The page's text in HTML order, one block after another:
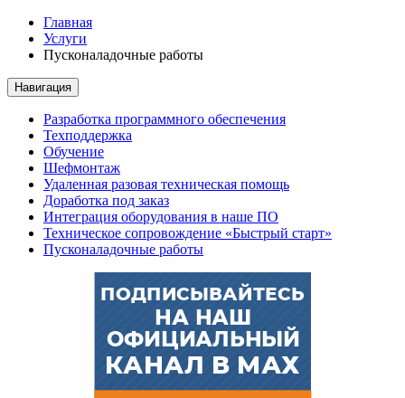
Главная
Услуги
Пусконаладочные работы
Навигация
Разработка программного обеспечения
Техподдержка
Обучение
Шефмонтаж
Удаленная разовая техническая помощь
Доработка под заказ
Интеграция оборудования в наше ПО
Техническое сопровождение «Быстрый старт»
Пусконаладочные работы